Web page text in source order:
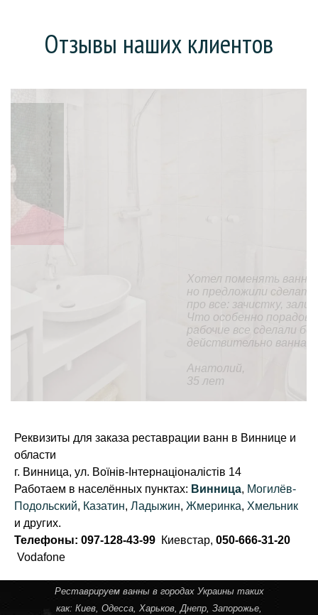
Отзывы наших клиентов
Хотел поменять ванну (она у нас еще советская),
но предложили сделать «наливную ванну». На все
про все: зачистку, заливку и высыхание ушел день.
Что особенно порадовало, так это то, что
рабочие все сделали без мусора и пыли. В целом,
действительно ванна стала, как новая.
Реквизиты для заказа реставрации ванн в Виннице и
области
г. Винница, ул. Воїнів-Інтернаціоналістів 14
Работаем в населённых пунктах: Винница, Могилёв-
Подольский, Казатин, Ладыжин, Жмеринка, Хмельник
и других.
Телефоны: 097-128-43-99 Киевстар, 050-666-31-20
Vodafone
Реставрируем ванны в городах Украины таких
как: Киев, Одесса, Харьков,Днепр, Запорожье,